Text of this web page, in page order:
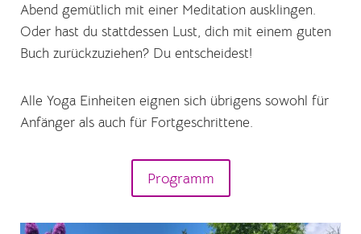
Abend gemütlich mit einer Meditation ausklingen.
Oder hast du stattdessen Lust, dich mit einem guten
Buch zurückzuziehen? Du entscheidest!
Alle Yoga Einheiten eignen sich übrigens sowohl für
Anfänger als auch für Fortgeschrittene.
Programm